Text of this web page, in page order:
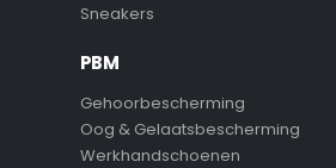
Sneakers
PBM
Gehoorbescherming
Oog & Gelaatsbescherming
Werkhandschoenen